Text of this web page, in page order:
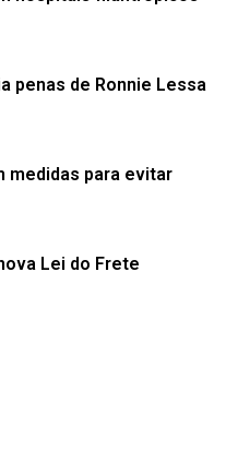
penas de Ronnie Lessa
medidas para evitar
Lei do Frete